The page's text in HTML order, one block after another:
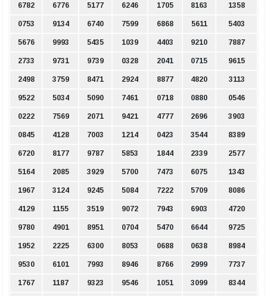
6782 6776 5177 6246 1705 8163 1358
0753 9134 6740 7599 6868 5611 5403
5676 9993 5435 1039 4403 9210 7887
2733 9731 9739 0328 2041 0715 9615
2498 3759 8471 2924 8877 4820 3113
9522 5034 5090 7461 0718 0880 0546
0222 7569 2071 9421 4777 2696 3903
0845 4128 7003 1214 0423 3544 8389
6720 8177 9787 5853 1844 2339 2577
5164 2085 3929 5700 7473 6075 1343
1967 3124 9245 5084 7222 5709 8086
4129 1155 3519 9072 7943 6903 4720
9780 4901 8951 0704 5470 6644 9725
1952 2225 6300 8053 0688 0638 8984
9530 6101 7993 8946 8766 2999 7737
1767 1187 9323 9546 1051 3099 8344